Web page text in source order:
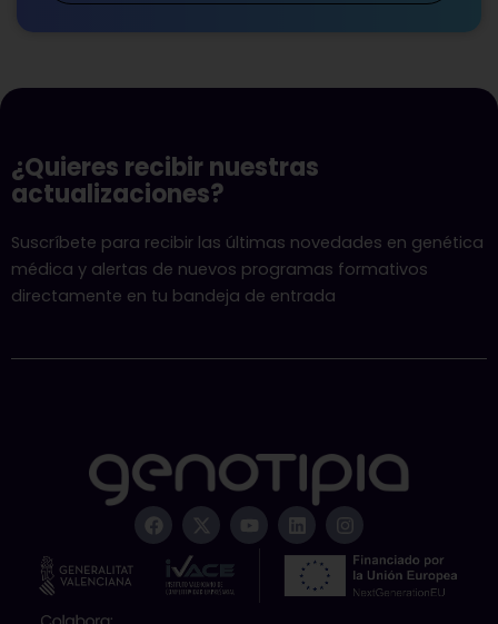
¿Quieres recibir nuestras
actualizaciones?
Suscríbete para recibir las últimas novedades en genética
médica y alertas de nuevos programas formativos
directamente en tu bandeja de entrada
F
a
c
X
-
t
w
i
Y
o
u
L
i
n
k
e
I
n
s
a